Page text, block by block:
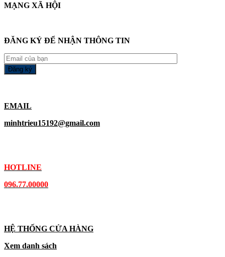
MẠNG XÃ HỘI
ĐĂNG KÝ ĐỂ NHẬN THÔNG TIN
EMAIL
minhtrieu15192@gmail.com
HOTLINE
096.77.00000
HỆ THỐNG CỬA HÀNG
Xem danh sách